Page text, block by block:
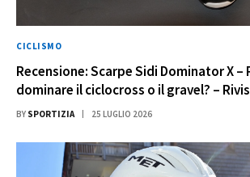
CICLISMO
Recensione: Scarpe Sidi Dominator X –
dominare il ciclocross o il gravel? –
BY SPORTIZIA 25 LUGLIO 2026